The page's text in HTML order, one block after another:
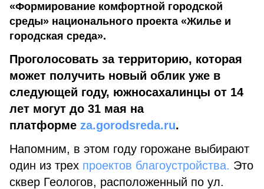
«Формирование комфортной городской
среды» национального проекта «Жилье и
городская среда».
Проголосовать за территорию, которая
может получить новый облик уже в
следующей году, южносахалинцы от 14
лет могут до 31 мая на
платформе za.gorodsreda.ru.
Напомним, в этом году горожане выбирают
один из трех проектов благоустройства. Это
сквер Геологов, расположенный по ул.